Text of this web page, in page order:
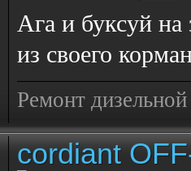
Ага и буксуй
из своего
Ремонт
cordiant